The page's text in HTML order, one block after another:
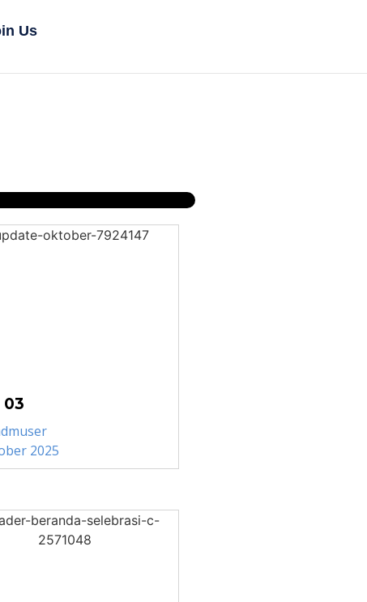
Us
03
2025